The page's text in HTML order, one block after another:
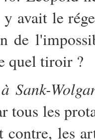
avait le
de
quel tiroir ?
Sank-
tous les
contre, les